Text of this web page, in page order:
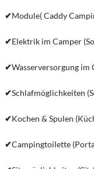
✔Module( Caddy
✔Elektrik im Camper
✔Wasserversorgung im
✔Schlafmöglichkeiten
✔Kochen & Spulen
✔Campingtoilette